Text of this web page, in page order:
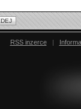
RSS inzerce |